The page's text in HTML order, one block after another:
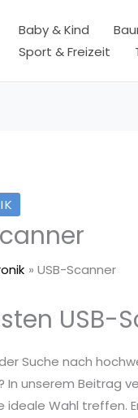
Baby & Kind
Sport & Freizeit
USB-Scanner
USB-
Suche nach
In unserem Beitrag
ideale Wahl treffen.